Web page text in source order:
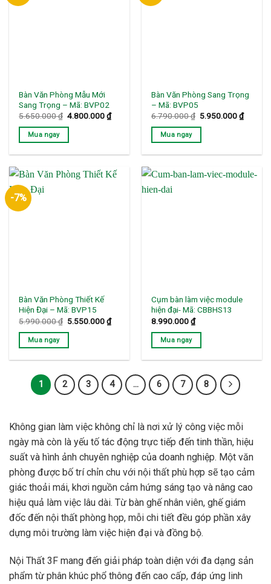
Bàn Văn Phòng Mẫu Mới
Sang Trọng – Mã: BVP02
5.650.000₫ Giá
là:
4.800.000₫Giá
hiện
Mua ngay
Bàn Văn Phòng Sang Trọng
– Mã: BVP05
6.790.000₫ Giá
là:
5.950.000₫Giá
hiện
Mua ngay
-7%
Bàn Văn Phòng Thiết Kế
Hiện Đại – Mã: BVP15
5.990.000₫ Giá
là:
5.550.000₫Giá
hiện
Mua ngay
Cụm bàn làm việc module
hiện đại- Mã: CBBHS13
8.990.000₫
Mua ngay
1 2 3 4 … 6 7 8
Không gian làm việc không chỉ là nơi xử lý công việc mỗi
ngày mà còn là yếu tố tác động trực tiếp đến tinh thần, hiệu
suất và hình ảnh chuyên nghiệp của doanh nghiệp. Một văn
phòng được bố trí chỉn chu với nội thất phù hợp sẽ tạo cảm
giác thoải mái, khơi nguồn cảm hứng sáng tạo và nâng cao
hiệu quả làm việc lâu dài. Từ bàn ghế nhân viên, ghế giám
đốc đến nội thất phòng họp, mỗi chi tiết đều góp phần xây
dựng môi trường làm việc hiện đại và đồng bộ.
Nội Thất 3F mang đến giải pháp toàn diện với đa dạng sản
phẩm từ phân khúc phổ thông đến cao cấp, đáp ứng linh